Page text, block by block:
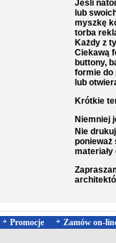
Jeśli
lub
myszkę
torba
Każdy z
Ciekawą
buttony,
formie do
lub
Krótkie
Niemniej
Nie
ponieważ
Promocje Zamów on-